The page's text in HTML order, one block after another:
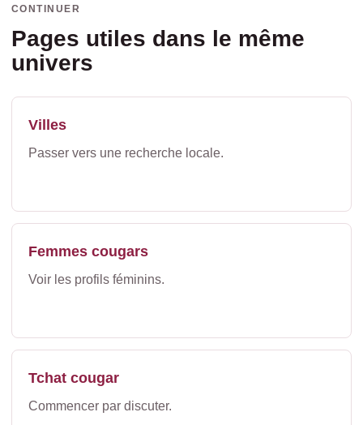
CONTINUER
Pages utiles dans le même
univers
Villes
Passer vers une recherche locale.
Femmes cougars
Voir les profils féminins.
Tchat cougar
Commencer par discuter.